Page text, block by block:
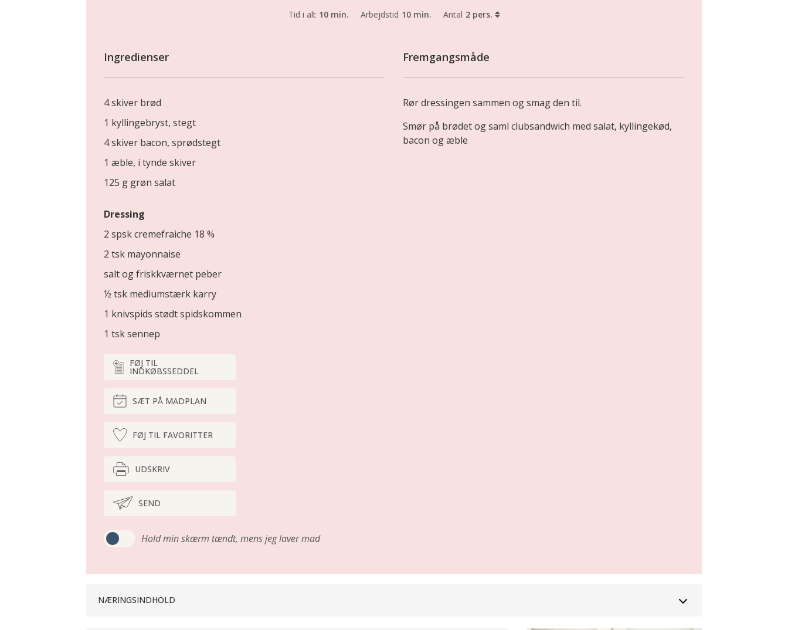
Tid i alt 10 min. Arbejdstid 10 min. Antal 2 pers.
Ingredienser
4 skiver brød
1 kyllingebryst, stegt
4 skiver bacon, sprødstegt
1 æble, i tynde skiver
125 g grøn salat
Dressing
2 spsk cremefraiche 18 %
2 tsk mayonnaise
salt og friskkværnet peber
½ tsk mediumstærk karry
1 knivspids stødt spidskommen
1 tsk sennep
Fremgangsmåde
Rør dressingen sammen og smag den til.
Smør på brødet og saml clubsandwich med salat, kyllingekød,
bacon og æble
FØJ TIL
INDKØBSSEDDEL
SÆT PÅ MADPLAN
FØJ TIL FAVORITTER
UDSKRIV
SEND
Hold min skærm tændt, mens jeg laver mad
NÆRINGSINDHOLD